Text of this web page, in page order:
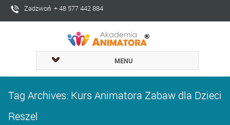
Zadzwoń + 48 577 442 884
MENU
Tag Archives: Kurs Animatora Zabaw dla Dzieci
Reszel